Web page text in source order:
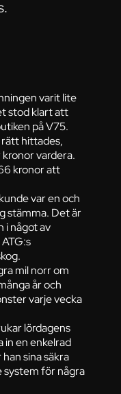
varit lite
stod klart att
på V75.
hittades,
vardera.
kronor att
var en och
stämma. Det är
i något av
mil norr om
år och
varje vecka
lördagens
in en enkelrad
sina säkra
system för några